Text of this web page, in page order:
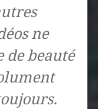
ne
de beauté